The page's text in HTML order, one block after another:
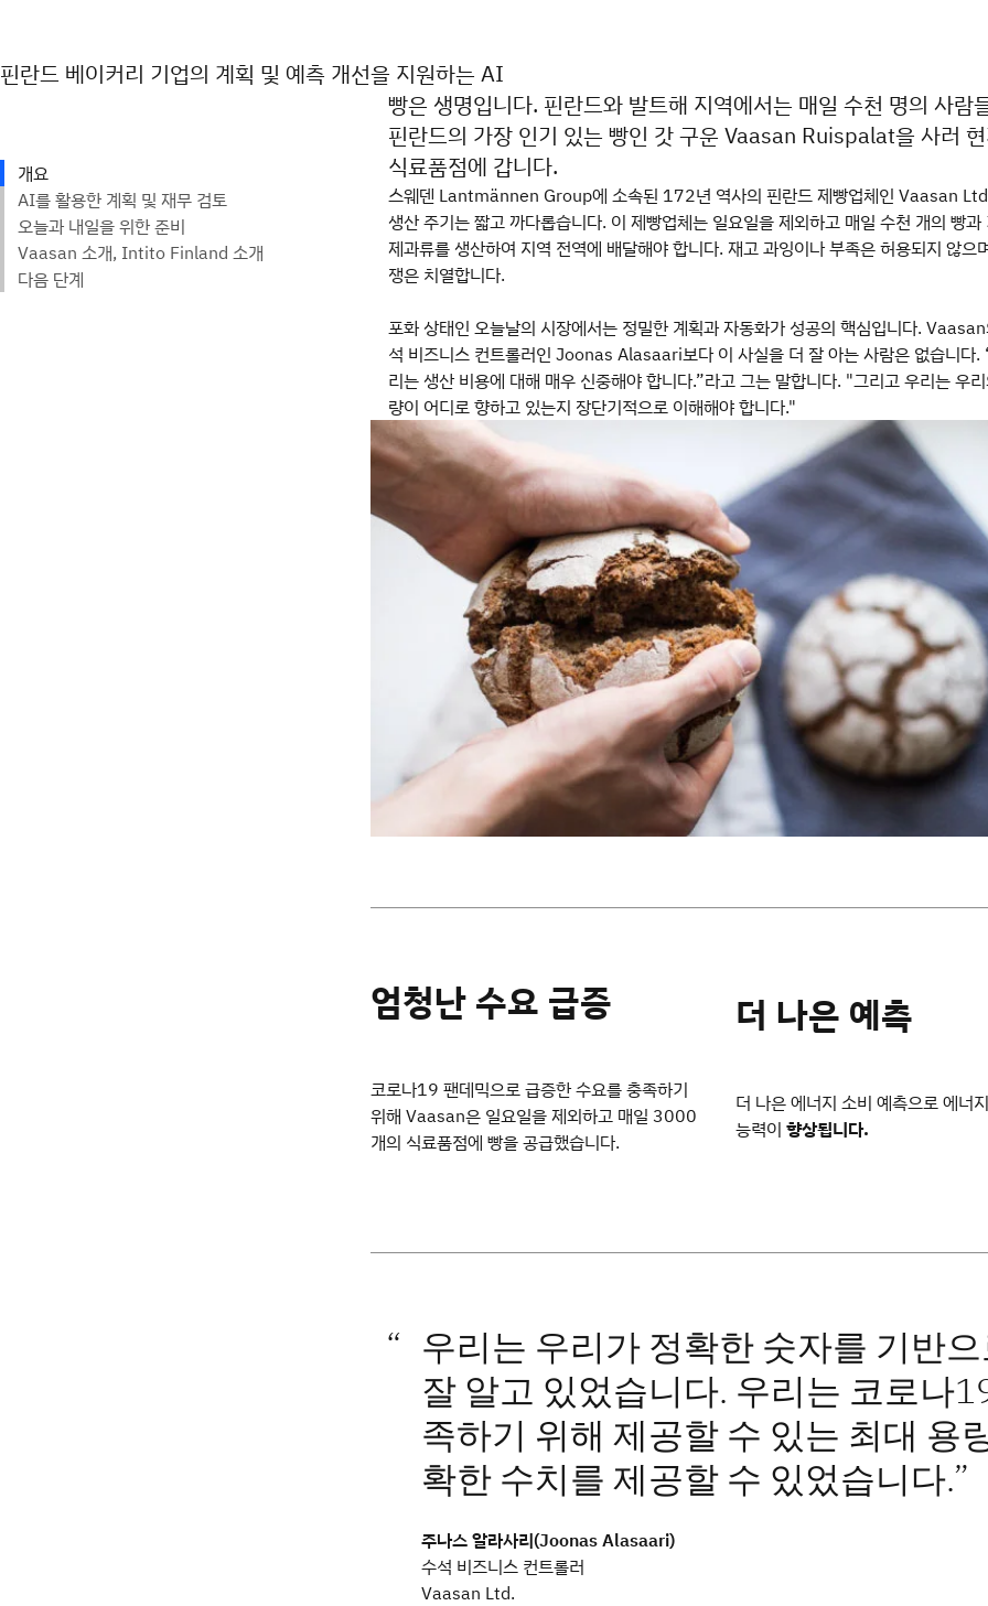
핀란드 베이커리 기업의 계획 및 예측 개선을 지원하는 AI
빵은 생명입니다. 핀란드와 발트해 지역에서는 매일 수천 명의 사람
핀란드의 가장 인기 있는 빵인 갓 구운 Vaasan Ruispalat을 사러
식료품점에 갑니다.
스웨덴 Lantmännen Group에 소속된 172년 역사의 핀란드 제빵업체인 Vaasan
생산 주기는 짧고 까다롭습니다. 이 제빵업체는 일요일을 제외하고 매일 수천 개의 빵과
제과류를 생산하여 지역 전역에 배달해야 합니다. 재고 과잉이나 부족은 허용되지 않으
쟁은 치열합니다.
포화 상태인 오늘날의 시장에서는 정밀한 계획과 자동화가 성공의 핵심입니다.
석 비즈니스 컨트롤러인 Joonas Alasaari보다 이 사실을 더 잘 아는 사람은 없습니다.
리는 생산 비용에 대해 매우 신중해야 합니다.”라고 그는 말합니다. "그리고 우리는 우
량이 어디로 향하고 있는지 장단기적으로 이해해야 합니다."
엄청난 수요 급증
코로나19 팬데믹으로 급증한 수요를 충족하기
위해 Vaasan은 일요일을 제외하고 매일 3000
개의 식료품점에 빵을 공급했습니다.
더 나은 예측
더 나은 에너지 소비 예측으로 에너
능력이 향상됩니다.
우리는 우리가 정확한 숫자를 기반
잘 알고 있었습니다. 우리는 코로나
족하기 위해 제공할 수 있는 최대 용
확한 수치를 제공할 수 있었습니다.
주나스 알라사리(Joonas Alasaari)
수석 비즈니스 컨트롤러
Vaasan Ltd.